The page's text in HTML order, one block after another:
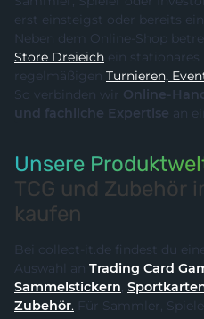
erst einsteigst oder bereits ein
Neben dem Online-Shop
Store Dreieich ein
regelmäßigen
So verbinden wir Online-Handel, lokale TCG-
und fachliche Expertise an
Unsere
TCG und Zubehör
kaufen
Bei collect-it.de findest du
Auswahl an
Trading Card
Sammelstickern,
Zubehör. Für Sammler,